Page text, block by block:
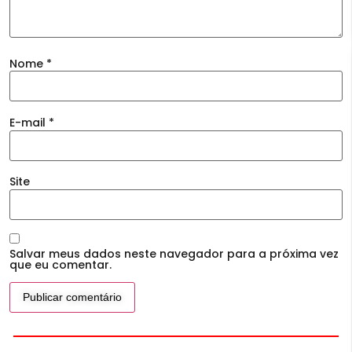
Nome *
E-mail *
Site
Salvar meus dados neste navegador para a próxima vez
que eu comentar.